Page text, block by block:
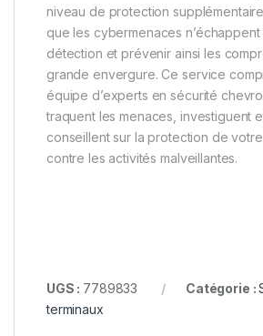
niveau de protection
que les cybermenaces n’échappent
détection et prévenir ainsi les
grande envergure. Ce service
équipe d’experts en sécurité
traquent les menaces, investiguent
conseillent sur la protection de
contre les activités malveillantes.
UGS : 7789833 Catégorie :
terminaux